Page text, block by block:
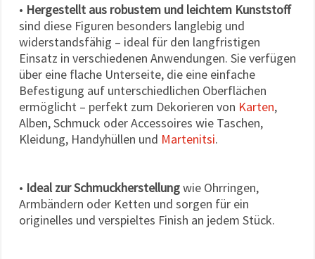
• Hergestellt aus robustem und leichtem Kunststoff
sind diese Figuren besonders langlebig und
widerstandsfähig – ideal für den langfristigen
Einsatz in verschiedenen Anwendungen. Sie verfügen
über eine flache Unterseite, die eine einfache
Befestigung auf unterschiedlichen Oberflächen
ermöglicht – perfekt zum Dekorieren von Karten,
Alben, Schmuck oder Accessoires wie Taschen,
Kleidung, Handyhüllen und Martenitsi.
• Ideal zur Schmuckherstellungwie Ohrringen,
Armbändern oder Ketten und sorgen für ein
originelles und verspieltes Finish an jedem Stück.